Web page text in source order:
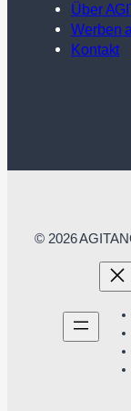
Über
Werben
Kontakt
© 2026